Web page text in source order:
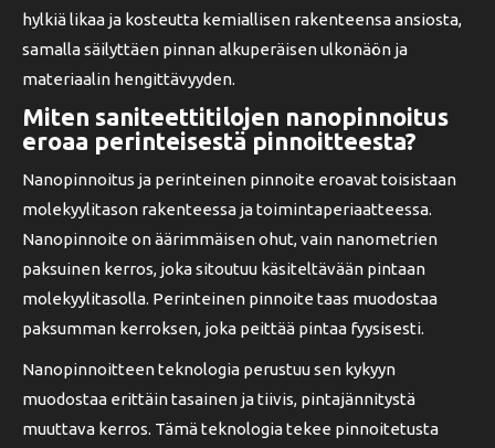
hylkiä likaa ja kosteutta kemiallisen rakenteensa ansiosta,
samalla säilyttäen pinnan alkuperäisen ulkonäön ja
materiaalin hengittävyyden.
Miten saniteettitilojen nanopinnoitus
eroaa perinteisestä pinnoitteesta?
Nanopinnoitus ja perinteinen pinnoite eroavat toisistaan
molekyylitason rakenteessa ja toimintaperiaatteessa.
Nanopinnoite on äärimmäisen ohut, vain nanometrien
paksuinen kerros, joka sitoutuu käsiteltävään pintaan
molekyylitasolla. Perinteinen pinnoite taas muodostaa
paksumman kerroksen, joka peittää pintaa fyysisesti.
Nanopinnoitteen teknologia perustuu sen kykyyn
muodostaa erittäin tasainen ja tiivis, pintajännitystä
muuttava kerros. Tämä teknologia tekee pinnoitetusta